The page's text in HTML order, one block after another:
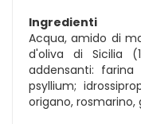
Ingredienti
Acqua, amido di
d'oliva di Sicilia
addensanti:
psyllium;
origano,